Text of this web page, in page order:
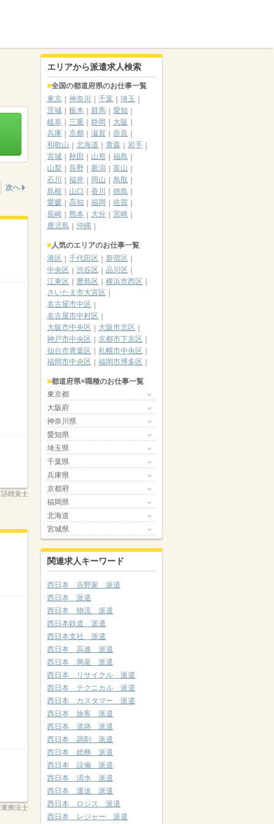
次へ
聴覚士
療法士
エリアから派遣求人検索
全国の都道府県のお仕事一覧
東京
神奈川 千葉
埼玉
茨城
栃木 群馬
愛知
岐阜
三重 静岡
大阪
兵庫
京都 滋賀
奈良
和歌山
北海道 青森
岩手
宮城
秋田 山形
福島
山梨
長野 新潟
富山
石川
福井 岡山
鳥取
島根
山口 香川
徳島
愛媛
高知 福岡
佐賀
長崎
熊本 大分
宮崎
鹿児島
沖縄
人気のエリアのお仕事一覧
港区
千代田区
新宿区
中央区
渋谷区
品川区
江東区
豊島区
横浜市西区
さいたま市大宮区
名古屋市中区
名古屋市中村区
大阪市中央区
大阪市北区
神戸市中央区
京都市下京区
仙台市青葉区
札幌市中央区
福岡市中央区
福岡市博多区
都道府県×職種のお仕事一覧
東京都
大阪府
神奈川県
愛知県
埼玉県
千葉県
兵庫県
京都府
福岡県
北海道
宮城県
関連求人キーワード
西日本 吉野家 派遣
西日本 派遣
西日本 物流 派遣
西日本鉄道 派遣
西日本支社 派遣
西日本 高速 派遣
西日本 興産 派遣
西日本 リサイクル 派遣
西日本 テクニカル 派遣
西日本 カスタマー 派遣
西日本 旅客 派遣
西日本 道路 派遣
西日本 調剤 派遣
西日本 総務 派遣
西日本 設備 派遣
西日本 清水 派遣
西日本 運送 派遣
西日本 ロジス 派遣
西日本 レジャー 派遣